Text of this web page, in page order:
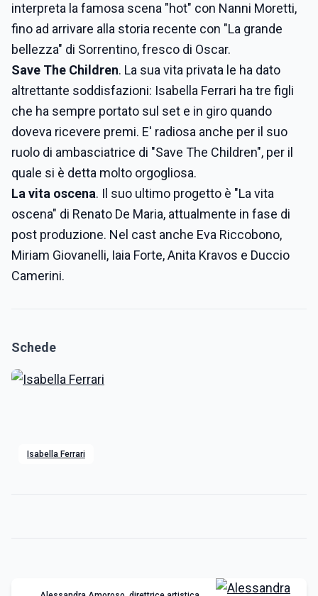
interpreta la famosa scena "hot" con Nanni Moretti,
fino ad arrivare alla storia recente con "La grande
bellezza" di Sorrentino, fresco di Oscar.
Save The Children. La sua vita privata le ha dato
altrettante soddisfazioni: Isabella Ferrari ha tre figli
che ha sempre portato sul set e in giro quando
doveva ricevere premi. E' radiosa anche per il suo
ruolo di ambasciatrice di "Save The Children", per il
quale si è detta molto orgogliosa.
La vita oscena. Il suo ultimo progetto è "La vita
oscena" di Renato De Maria, attualmente in fase di
post produzione. Nel cast anche Eva Riccobono,
Miriam Giovanelli, Iaia Forte, Anita Kravos e Duccio
Camerini.
Schede
Isabella Ferrari